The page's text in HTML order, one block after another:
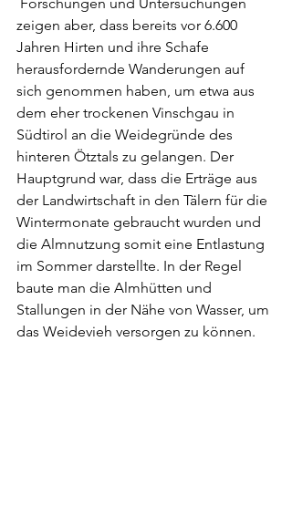
zeigen aber, dass bereits vor 6.600
Jahren Hirten und ihre Schafe
herausfordernde Wanderungen auf
sich genommen haben, um etwa aus
dem eher trockenen Vinschgau in
Südtirol an die Weidegründe des
hinteren Ötztals zu gelangen. Der
Hauptgrund war, dass die Erträge aus
der Landwirtschaft in den Tälern für die
Wintermonate gebraucht wurden und
die Almnutzung somit eine Entlastung
im Sommer darstellte. In der Regel
baute man die Almhütten und
Stallungen in der Nähe von Wasser, um
das Weidevieh versorgen zu können.